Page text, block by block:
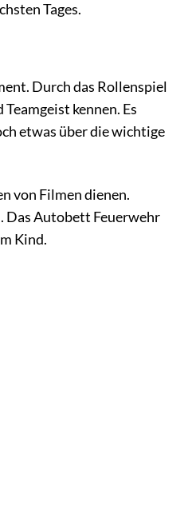
Tages.
Durch das Rollenspiel
kennen. Es
etwas über die wichtige
von Filmen dienen.
Das Autobett Feuerwehr
Kind.